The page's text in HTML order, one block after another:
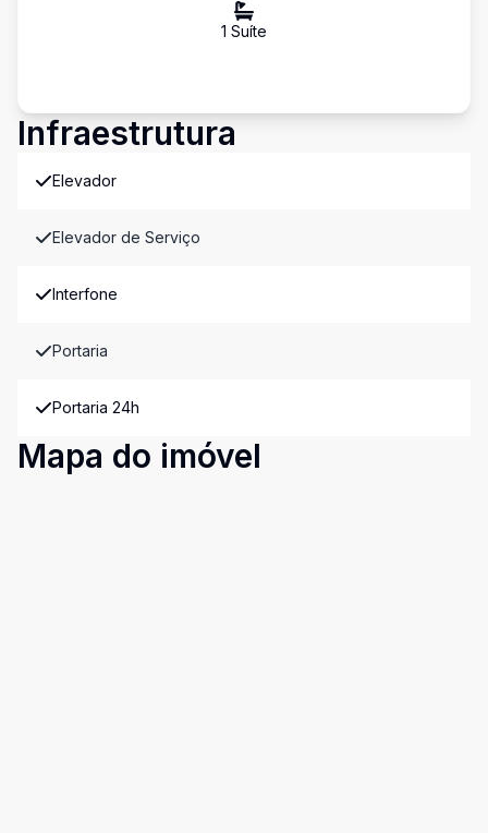
1 Suíte
Infraestrutura
Elevador
Elevador de Serviço
Interfone
Portaria
Portaria 24h
Mapa do imóvel